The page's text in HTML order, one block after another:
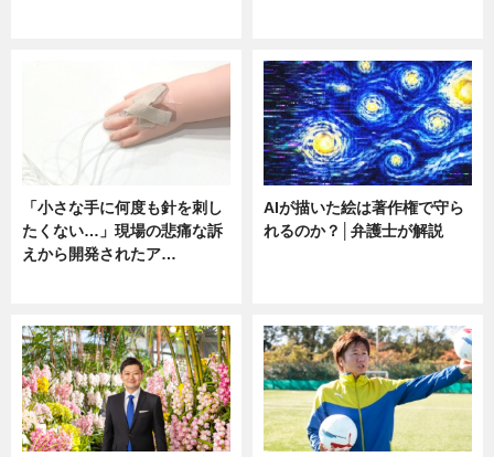
「小さな手に何度も針を刺し
たくない…」現場の悲痛な訴
えから開発されたア…
AIが描いた絵は著作権で守ら
れるのか？│弁護士が解説